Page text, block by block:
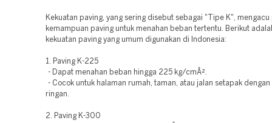
Kekuatan paving, yang sering disebut sebagai "Tipe K", mengacu
kemampuan paving untuk menahan beban tertentu. Berikut
kekuatan paving yang umum digunakan di Indonesia:
1. Paving K-225
- Dapat menahan beban hingga 225 kg/cmÂ².
- Cocok untuk halaman rumah, taman, atau jalan setapak
ringan.
2. Paving K-300